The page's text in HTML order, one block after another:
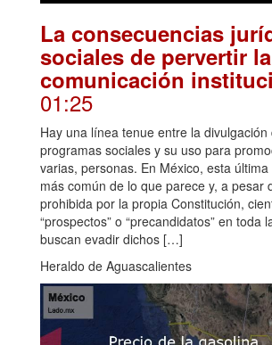
La consecuencias
sociales de pervertir la
comunicación
01:25
Hay una línea tenue entre la divulgación
programas sociales y su uso para
varias, personas. En México, esta
más común de lo que parece y, a pesar
prohibida por la propia Constitución,
“prospectos” o “precandidatos” en toda
buscan evadir dichos […]
Heraldo de Aguascalientes